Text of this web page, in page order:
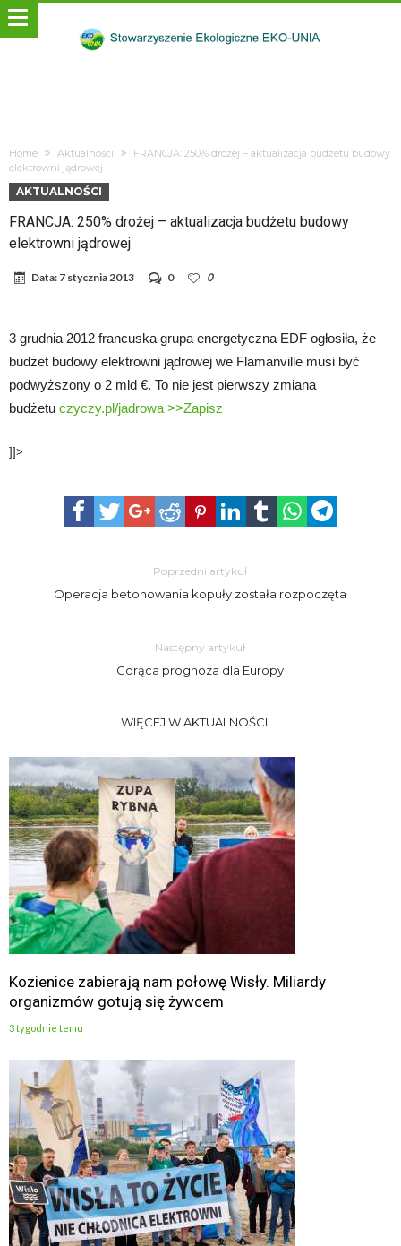
Home Aktualności
FRANCJA: 250% drożej – aktualizacja budżetu budowy
elektrowni jądrowej
AKTUALNOŚCI
FRANCJA: 250% drożej – aktualizacja budżetu budowy
elektrowni jądrowej
Data: 7 stycznia 2013 0 0
3 grudnia 2012 francuska grupa energetyczna EDF ogłosiła, że
budżet budowy elektrowni jądrowej we Flamanville musi być
podwyższony o 2 mld €. To nie jest pierwszy zmiana
budżetu czyczy.pl/jadrowa >>Zapisz
]]>
Poprzedni artykuł
Operacja betonowania kopuły została rozpoczęta
Następny artykuł
Gorąca prognoza dla Europy
WIĘCEJ W AKTUALNOŚCI
Kozienice zabierają nam połowę Wisły. Miliardy
organizmów gotują się żywcem
3 tygodnie temu